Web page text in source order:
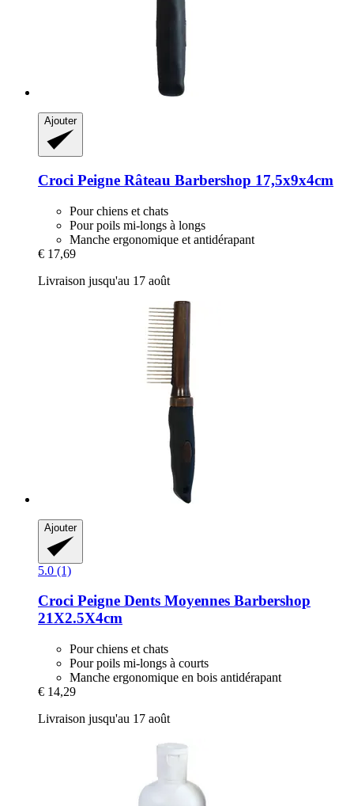
Ajouter
Croci Peigne Râteau Barbershop 17,5x9x4cm
Pour chiens et chats
Pour poils mi-longs à longs
Manche ergonomique et antidérapant
€ 17,69
Livraison jusqu'au 17 août
Ajouter
5.0 (1)
Croci Peigne Dents Moyennes Barbershop
21X2.5X4cm
Pour chiens et chats
Pour poils mi-longs à courts
Manche ergonomique en bois antidérapant
€ 14,29
Livraison jusqu'au 17 août